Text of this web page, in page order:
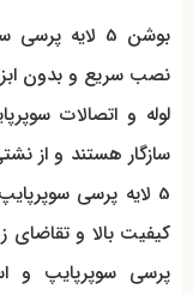
بوشن 5 لایه
نصب سریع و بدون
لوله و اتصالات
سازگار هستند و از
5 لایه پرسی
پرسی سوپرپایپ و